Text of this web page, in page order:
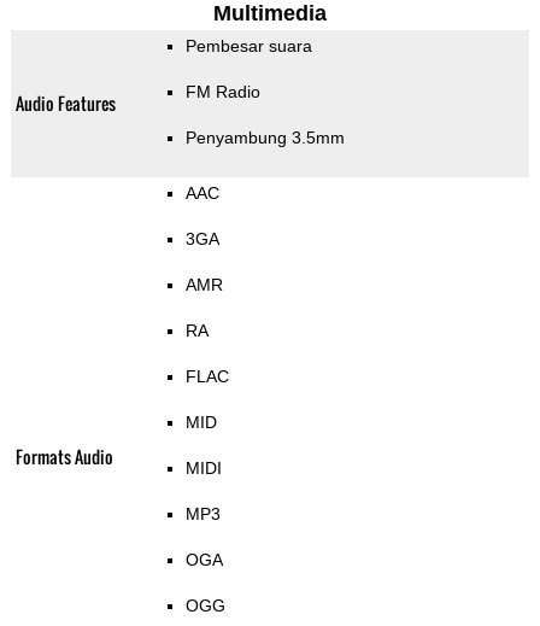
Multimedia
Audio Features
Pembesar suara
FM Radio
Penyambung 3.5mm
Formats Audio
AAC
3GA
AMR
RA
FLAC
MID
MIDI
MP3
OGA
OGG